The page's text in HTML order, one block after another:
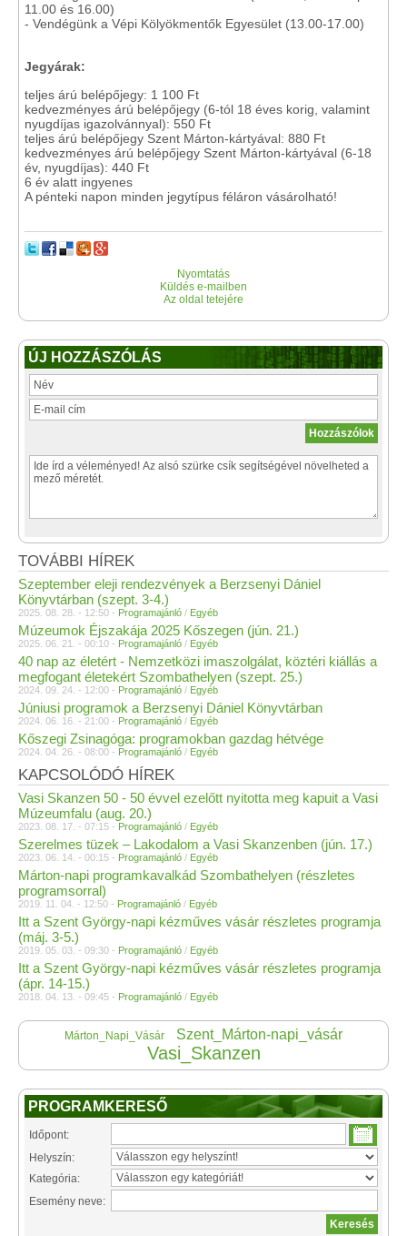
11.00 és 16.00)
- Vendégünk a Vépi Kölyökmentők Egyesület (13.00-17.00)
Jegyárak:
teljes árú belépőjegy: 1 100 Ft
kedvezményes árú belépőjegy (6-tól 18 éves korig, valamint
nyugdíjas igazolvánnyal): 550 Ft
teljes árú belépőjegy Szent Márton-kártyával: 880 Ft
kedvezményes árú belépőjegy Szent Márton-kártyával (6-18
év, nyugdíjas): 440 Ft
6 év alatt ingyenes
A pénteki napon minden jegytípus féláron vásárolható!
Nyomtatás
Küldés e-mailben
Az oldal tetejére
ÚJ HOZZÁSZÓLÁS
TOVÁBBI HÍREK
Szeptember eleji rendezvények a Berzsenyi Dániel
Könyvtárban (szept. 3-4.)
2025. 08. 28. - 12:50 - Programajánló / Egyéb
Múzeumok Éjszakája 2025 Kőszegen (jún. 21.)
2025. 06. 21. - 00:10 - Programajánló / Egyéb
40 nap az életért - Nemzetközi imaszolgálat, köztéri kiállás a
megfogant életekért Szombathelyen (szept. 25.)
2024. 09. 24. - 12:00 - Programajánló / Egyéb
Júniusi programok a Berzsenyi Dániel Könyvtárban
2024. 06. 16. - 21:00 - Programajánló / Egyéb
Kőszegi Zsinagóga: programokban gazdag hétvége
2024. 04. 26. - 08:00 - Programajánló / Egyéb
KAPCSOLÓDÓ HÍREK
Vasi Skanzen 50 - 50 évvel ezelőtt nyitotta meg kapuit a Vasi
Múzeumfalu (aug. 20.)
2023. 08. 17. - 07:15 - Programajánló / Egyéb
Szerelmes tüzek – Lakodalom a Vasi Skanzenben (jún. 17.)
2023. 06. 14. - 00:15 - Programajánló / Egyéb
Márton-napi programkavalkád Szombathelyen (részletes
programsorral)
2019. 11. 04. - 12:50 - Programajánló / Egyéb
Itt a Szent György-napi kézműves vásár részletes programja
(máj. 3-5.)
2019. 05. 03. - 09:30 - Programajánló / Egyéb
Itt a Szent György-napi kézműves vásár részletes programja
(ápr. 14-15.)
2018. 04. 13. - 09:45 - Programajánló / Egyéb
Márton_Napi_Vásár Szent_Márton-napi_vásár
Vasi_Skanzen
PROGRAMKERESŐ
Időpont:
Helyszín:
Kategória:
Esemény neve: